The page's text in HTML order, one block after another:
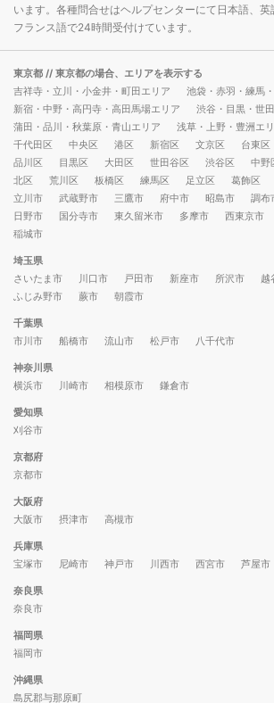
います。各種問合せはヘルプセンターにて日本語、英
フランス語で24時間受付けています。
東京都 // 東京都の場合、エリアを表示する
吉祥寺・立川・小金井・町田エリア
池袋・赤羽・練馬
新宿・中野・高円寺・高田馬場エリア
渋谷・目黒・世
蒲田・品川・秋葉原・青山エリア
浅草・上野・豊洲エ
千代田区
中央区 港区 新宿区 文京区 台東区
品川区
目黒区 大田区 世田谷区 渋谷区 中野
北区
荒川区 板橋区 練馬区 足立区 葛飾区
立川市
武蔵野市 三鷹市 府中市 昭島市 調布
日野市
国分寺市 東久留米市 多摩市 西東京市
稲城市
埼玉県
さいたま市
川口市 戸田市 新座市 所沢市 越
ふじみ野市
蕨市 朝霞市
千葉県
市川市
船橋市 流山市 松戸市 八千代市
神奈川県
横浜市
川崎市 相模原市 鎌倉市
愛知県
刈谷市
京都府
京都市
大阪府
大阪市
摂津市 高槻市
兵庫県
宝塚市
尼崎市 神戸市 川西市 西宮市 芦屋市
奈良県
奈良市
福岡県
福岡市
沖縄県
島尻郡与那原町